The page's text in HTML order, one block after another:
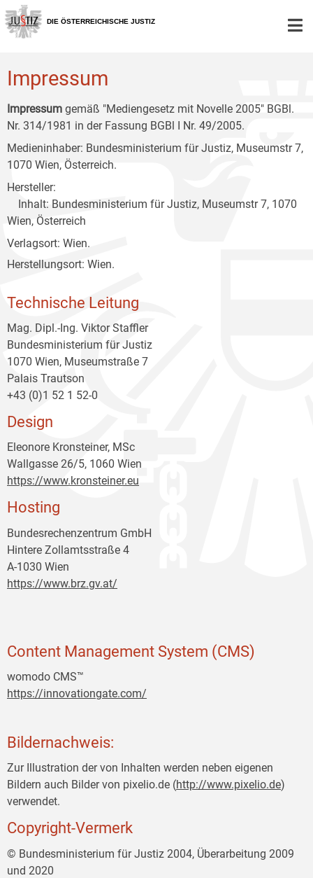
Zur
Hauptnavigation
[1]
Zum
Inhalt
[2]
Zum
Untermenü
[3]
DIE ÖSTERREICHISCHE JUSTIZ
Impressum
Impressum gemäß "Mediengesetz mit Novelle 2005" BGBl.
Nr. 314/1981 in der Fassung BGBl I Nr. 49/2005.
Medieninhaber: Bundesministerium für Justiz, Museumstr 7,
1070 Wien, Österreich.
Hersteller:
Inhalt: Bundesministerium für Justiz, Museumstr 7, 1070
Wien, Österreich
Verlagsort: Wien.
Herstellungsort: Wien.
Technische Leitung
Mag. Dipl.-Ing. Viktor Staffler
Bundesministerium für Justiz
1070 Wien, Museumstraße 7
Palais Trautson
+43 (0)1 52 1 52-0
Design
Eleonore Kronsteiner, MSc
Wallgasse 26/5, 1060 Wien
https://www.kronsteiner.eu
Hosting
Bundesrechenzentrum GmbH
Hintere Zollamtsstraße 4
A-1030 Wien
https://www.brz.gv.at/
Content Management System (CMS)
womodo CMS™
https://innovationgate.com/
Bildernachweis:
Zur Illustration der von Inhalten werden neben eigenen
Bildern auch Bilder von pixelio.de (http://www.pixelio.de)
verwendet.
Copyright-Vermerk
© Bundesministerium für Justiz 2004, Überarbeitung 2009
und 2020